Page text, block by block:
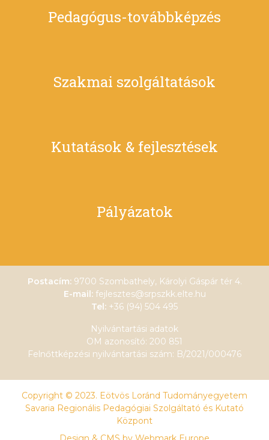
Pedagógus-továbbképzés
Szakmai szolgáltatások
Kutatások & fejlesztések
Pályázatok
Postacím: 9700 Szombathely, Károlyi Gáspár tér 4.
E-mail: fejlesztes@srpszkk.elte.hu
Tel: +36 (94) 504 495
Nyilvántartási adatok
OM azonosító: 200 851
Felnőttképzési nyilvántartási szám: B/2021/000476
Copyright © 2023. Eötvös Loránd Tudományegyetem
Savaria Regionális Pedagógiai Szolgáltató és Kutató
Központ